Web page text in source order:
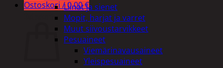
Ostoskori /0,00€
Liinat ja sienet
Mopit, harjat ja varret
Muut siivoustarvikkeet
Pesuaineet
Viemärinavausaineet
Yleispesuaineet